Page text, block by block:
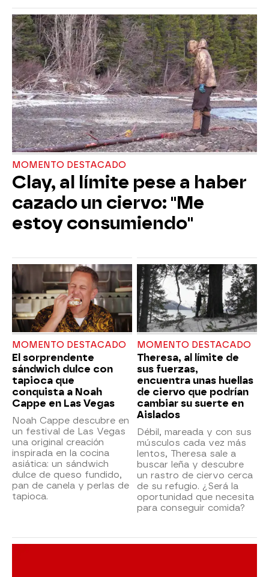
MOMENTO DESTACADO
Clay, al límite pese a haber
cazado un ciervo: "Me
estoy consumiendo"
MOMENTO DESTACADO
El sorprendente
sándwich dulce con
tapioca que
conquista a Noah
Cappe en Las Vegas
Noah Cappe descubre en
un festival de Las Vegas
una original creación
inspirada en la cocina
asiática: un sándwich
dulce de queso fundido,
pan de canela y perlas de
tapioca.
MOMENTO DESTACADO
Theresa, al límite de
sus fuerzas,
encuentra unas huellas
de ciervo que podrían
cambiar su suerte en
Aislados
Débil, mareada y con sus
músculos cada vez más
lentos, Theresa sale a
buscar leña y descubre
un rastro de ciervo cerca
de su refugio. ¿Será la
oportunidad que necesita
para conseguir comida?